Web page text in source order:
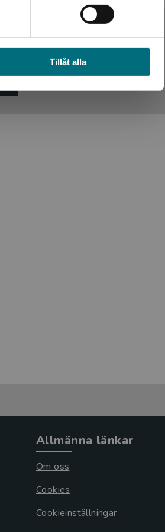
Tillåt alla
Allmänna länkar
Om oss
Cookies
Cookieinställningar